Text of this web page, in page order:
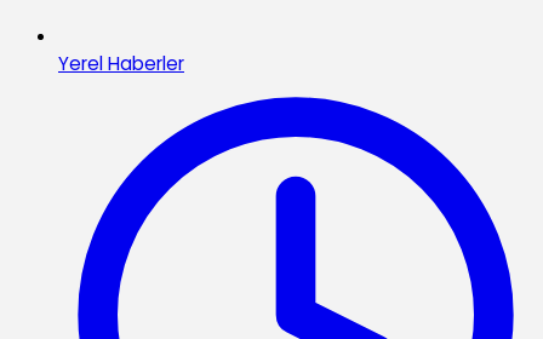
Yerel Haberler